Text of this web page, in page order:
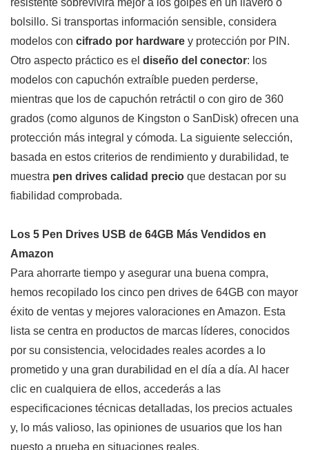
resistente sobrevivirá mejor a los golpes en un llavero o
bolsillo. Si transportas información sensible, considera
modelos con cifrado por hardware y protección por PIN.
Otro aspecto práctico es el diseño del conector: los
modelos con capuchón extraíble pueden perderse,
mientras que los de capuchón retráctil o con giro de 360
grados (como algunos de Kingston o SanDisk) ofrecen una
protección más integral y cómoda. La siguiente selección,
basada en estos criterios de rendimiento y durabilidad, te
muestra pen drives calidad precio que destacan por su
fiabilidad comprobada.
Los 5 Pen Drives USB de 64GB Más Vendidos en
Amazon
Para ahorrarte tiempo y asegurar una buena compra,
hemos recopilado los cinco pen drives de 64GB con mayor
éxito de ventas y mejores valoraciones en Amazon. Esta
lista se centra en productos de marcas líderes, conocidos
por su consistencia, velocidades reales acordes a lo
prometido y una gran durabilidad en el día a día. Al hacer
clic en cualquiera de ellos, accederás a las
especificaciones técnicas detalladas, los precios actuales
y, lo más valioso, las opiniones de usuarios que los han
puesto a prueba en situaciones reales.